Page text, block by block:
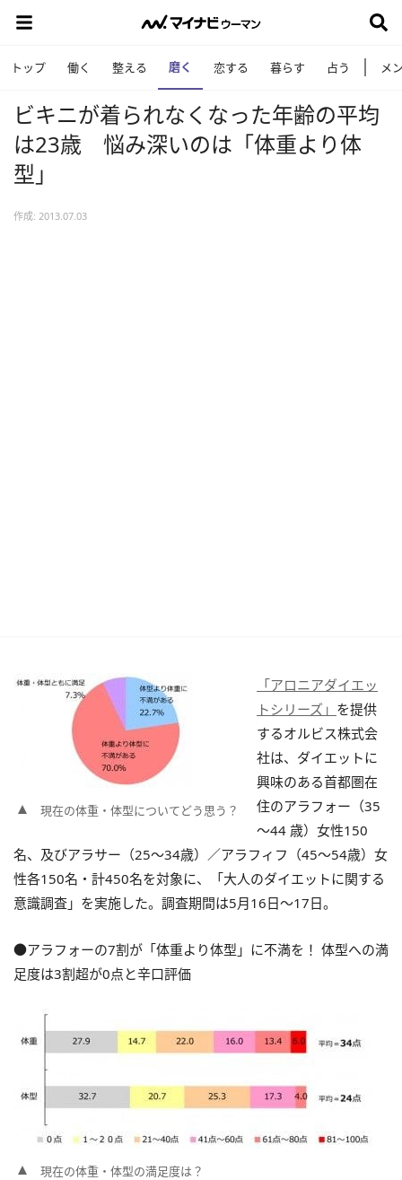
トップ 働く 整える 磨く 恋する 暮らす 占う メ
ビキニが着られなくなった年齢の平均
は23歳 悩み深いのは「体重より体
型」
作成: 2013.07.03
現在の体重・体型についてどう思う？
「アロニアダイエッ
トシリーズ」 を提供
するオルビス株式会
社は、ダイエットに
興味のある首都圏在
住のアラフォー（35
～44 歳）女性150
名、及びアラサー（25～34歳）／アラフィフ（45～54歳）女
性各150名・計450名を対象に、「大人のダイエットに関する
意識調査」を実施した。調査期間は5月16日～17日。
●アラフォーの7割が「体重より体型」に不満を！ 体型への満
足度は3割超が0点と辛口評価
現在の体重・体型の満足度は？